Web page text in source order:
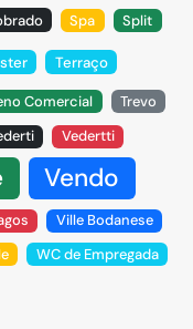
Spa Split
Terraço
Comercial
Trevo
Vedertti
Vendo
Ville Bodanese
WC de Empregada